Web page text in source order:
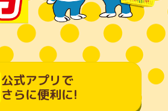
公式アプリで
さらに便利に!